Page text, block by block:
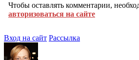
Чтобы оставлять комментарии,
авторизоваться на сайте
Вход на сайт Рассылка